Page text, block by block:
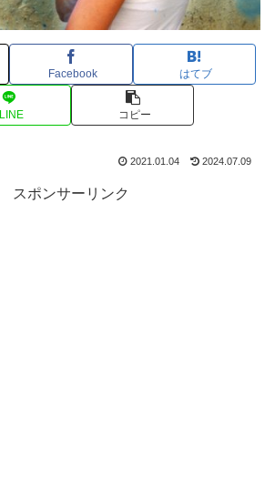
Facebook はてブ
LINE コピー
2021.01.04 2024.07.09
スポンサーリンク